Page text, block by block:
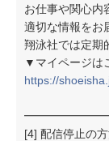
お仕事や関心内
適切な情報をお
翔泳社では定期
▼マイページは
https://
[4] 配信停止の